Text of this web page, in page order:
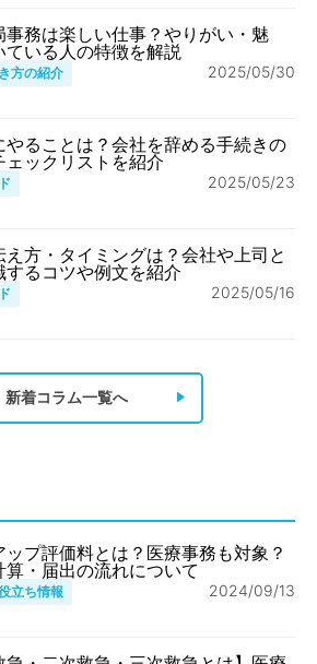
事務は楽しい仕事？やりがい・魅
ている人の特徴を解説
方の紹介 2025/05/30
やることは？会社を辞める手続きの
ェックリストを紹介
2025/05/23
え方・タイミングは？会社や上司と
するコツや例文を紹介
2025/05/16
新着コラム一覧へ
ップ評価料とは？医療事務も対象？
算・届出の流れについて
立ち情報 2024/09/13